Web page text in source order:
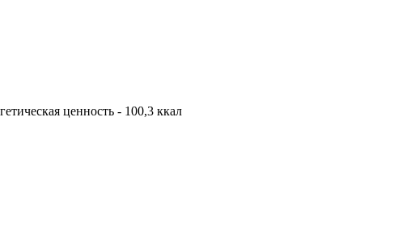
ценность - 100,3 ккал